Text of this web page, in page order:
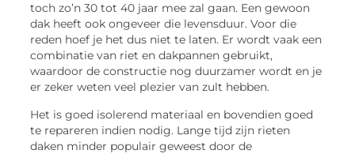
toch zo’n 30 tot 40 jaar mee zal gaan. Een gewoon
dak heeft ook ongeveer die levensduur. Voor die
reden hoef je het dus niet te laten. Er wordt vaak een
combinatie van riet en dakpannen gebruikt,
waardoor de constructie nog duurzamer wordt en je
er zeker weten veel plezier van zult hebben.
Het is goed isolerend materiaal en bovendien goed
te repareren indien nodig. Lange tijd zijn rieten
daken minder populair geweest door de